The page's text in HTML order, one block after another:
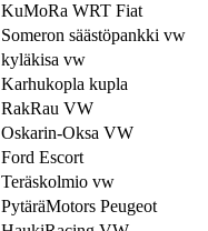
KuMoRa WRT Fiat
Someron säästöpankki vw
kyläkisa vw
Karhukopla kupla
RakRau VW
Oskarin-Oksa VW
Ford Escort
Teräskolmio vw
PytäräMotors Peugeot